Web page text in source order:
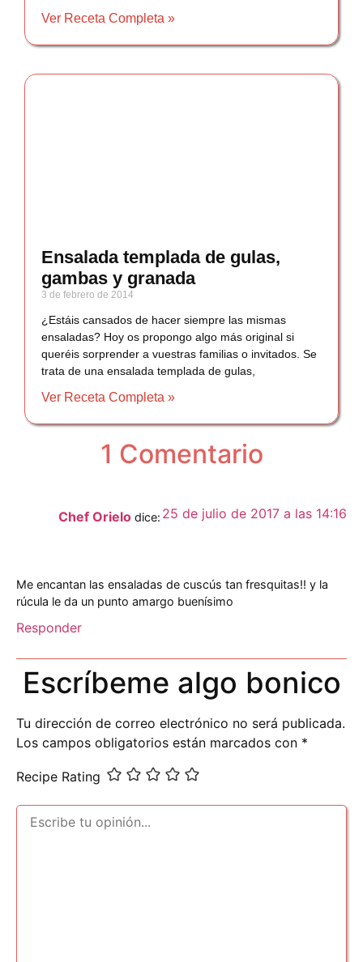
Ver Receta Completa »
Ensalada templada de gulas,
gambas y granada
3 de febrero de 2014
¿Estáis cansados de hacer siempre las mismas
ensaladas? Hoy os propongo algo más original si
queréis sorprender a vuestras familias o invitados. Se
trata de una ensalada templada de gulas,
Ver Receta Completa »
1 Comentario
Chef Orielo dice: 25 de julio de 2017 a las 14:16
Me encantan las ensaladas de cuscús tan fresquitas!! y la
rúcula le da un punto amargo buenísimo
Responder
Escríbeme algo bonico
Tu dirección de correo electrónico no será publicada.
Los campos obligatorios están marcados con *
Recipe Rating